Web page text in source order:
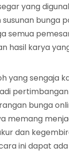
yang
bunga
semua
hasil karya
yang sengaja
bunga
memang
dan
ini dapat